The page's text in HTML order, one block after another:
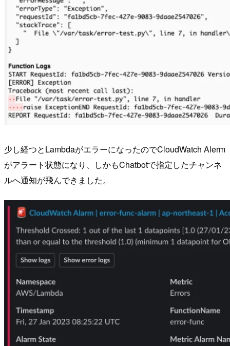
少し経つとLambdaがエラーになったのでCloudWatch Alerm
がアラート状態になり、しかもChatbotで指定したチャンネ
ルへ通知が飛んできました。